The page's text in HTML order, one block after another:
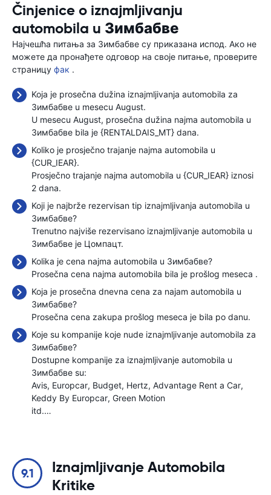
Činjenice o iznajmljivanju
automobila u Зимбабве
Најчешћа питања за Зимбабве су приказана испод. Ако не
можете да пронађете одговор на своје питање, проверите
страницу фак .
Koja je prosečna dužina iznajmljivanja automobila za
Зимбабве u mesecu August.
U mesecu August, prosečna dužina najma automobila u
Зимбабве bila je {RENTALDAIS_MT} dana.
Koliko je prosječno trajanje najma automobila u
{CUR_IEAR}.
Prosječno trajanje najma automobila u {CUR_IEAR} iznosi
2 dana.
Koji je najbrže rezervisan tip iznajmljivanja automobila u
Зимбабве?
Trenutno najviše rezervisano iznajmljivanje automobila u
Зимбабве je Цомпацт.
Kolika je cena najma automobila u Зимбабве?
Prosečna cena najma automobila bila je prošlog meseca .
Koja je prosečna dnevna cena za najam automobila u
Зимбабве?
Prosečna cena zakupa prošlog meseca je bila po danu.
Koje su kompanije koje nude iznajmljivanje automobila za
Зимбабве?
Dostupne kompanije za iznajmljivanje automobila u
Зимбабве su:
Avis Europcar Budget Hertz Advantage Rent a Car
Keddy By Europcar Green Motion
itd.…
9.1
Iznajmljivanje Automobila
Kritike